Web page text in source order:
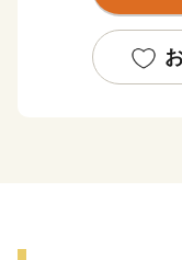
１．受領証明書再
自動音声応答サー